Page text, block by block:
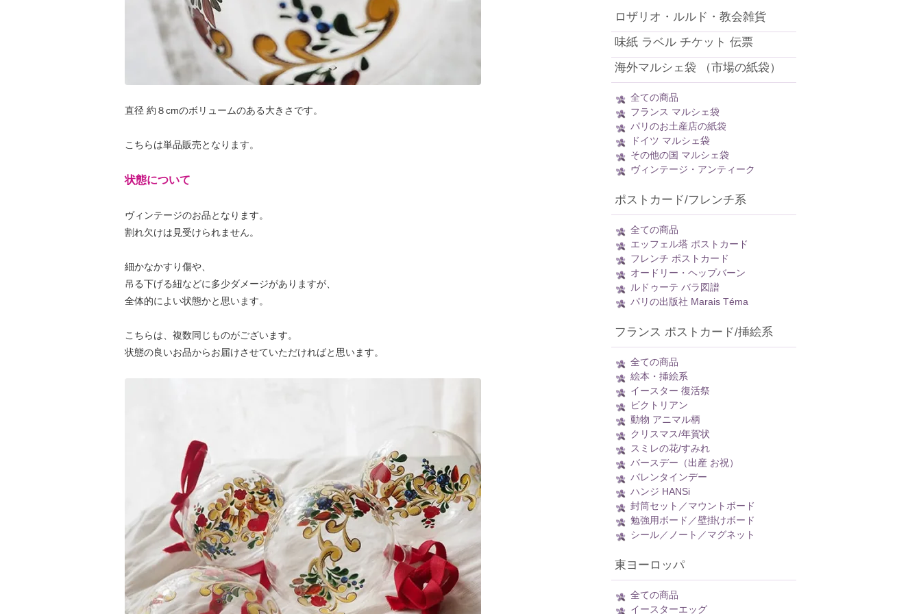
直径 約８cmのボリュームのある大きさです。
こちらは単品販売となります。
状態について
ヴィンテージのお品となります。
割れ欠けは見受けられません。
細かなかすり傷や、
吊る下げる紐などに多少ダメージがありますが、
全体的によい状態かと思います。
こちらは、複数同じものがございます。
状態の良いお品からお届けさせていただければと思います。
ロザリオ・ルルド・教会雑貨
味紙 ラベル チケット 伝票
海外マルシェ袋 （市場の紙袋）
全ての商品
フランス マルシェ袋
パリのお土産店の紙袋
ドイツ マルシェ袋
その他の国 マルシェ袋
ヴィンテージ・アンティーク
ポストカード/フレンチ系
全ての商品
エッフェル塔 ポストカード
フレンチ ポストカード
オードリー・ヘップバーン
ルドゥーテ バラ図譜
パリの出版社 Marais Téma
フランス ポストカード/挿絵系
全ての商品
絵本・挿絵系
イースター 復活祭
ビクトリアン
動物 アニマル柄
クリスマス/年賀状
スミレの花/すみれ
バースデー（出産 お祝）
バレンタインデー
ハンジ HANSi
封筒セット／マウントボード
勉強用ボード／壁掛けボード
シール／ノート／マグネット
東ヨーロッパ
全ての商品
イースターエッグ